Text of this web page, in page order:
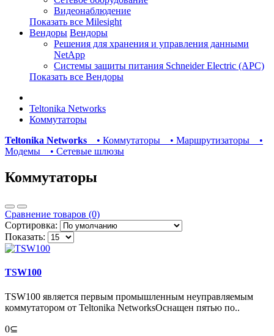
Видеонаблюдение
Показать все Milesight
Вендоры Вендоры
Решения для хранения и управления данными
NetApp
Системы защиты питания Schneider Electric (APC)
Показать все Вендоры
Teltonika Networks
Коммутаторы
Teltonika Networks
• Коммутаторы • Маршрутизаторы
•
Модемы
• Сетевые шлюзы
Коммутаторы
Сравнение товаров (0)
Сортировка:
Показать:
TSW100
TSW100 является первым промышленным неуправляемым
коммутатором от Teltonika NetworksОснащен пятью по..
0⊆